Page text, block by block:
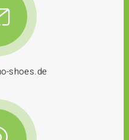
shoes.de